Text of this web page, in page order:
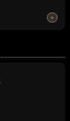
+
+